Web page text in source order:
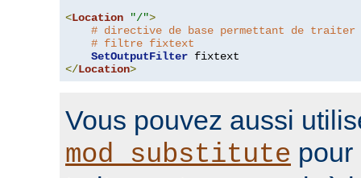
<Location "/">
# directive de base permettant de
# filtre fixtext
SetOutputFilter
</Location>
Vous pouvez aussi
mod_substitute pour